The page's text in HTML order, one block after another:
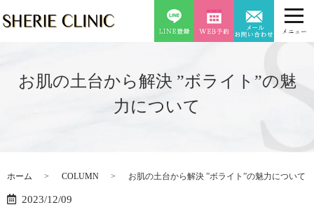
お肌の土台から解決 ”ボライト”の魅
力について
ホーム COLUMN お肌の土台から解決 ”ボライト”の魅力について
2023/12/09